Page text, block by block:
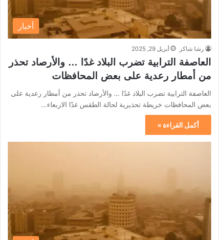
أخبار
رشا شاكر أبريل 29, 2025
العاصفة الترابية تضرب البلاد غدًا … والأرصاد تحذر
من أمطار رعدية على بعض المحافظات
العاصفة الترابية تضرب البلاد غدًا … والأرصاد تحذر من أمطار رعدية على
بعض المحافظات خريطة تحذيرية لحالة الطقس غدًا الاربعاء…
أكمل القراءة »